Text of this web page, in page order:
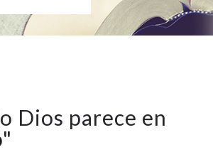
Dios parece en
"